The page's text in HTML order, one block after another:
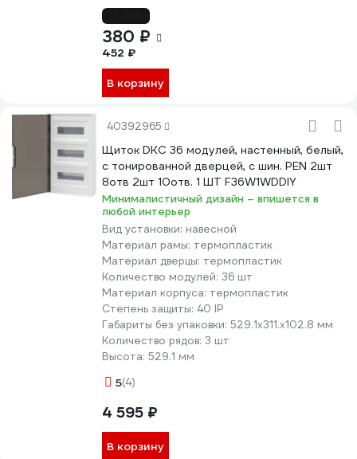
380 ₽
452 ₽
В корзину
40392965
Щиток DKC 36 модулей, настенный, белый,
с тонированной дверцей, с шин. PEN 2шт
8отв 2шт 10отв. 1 ШТ F36W1WDDIY
Минималистичный дизайн – впишется в
любой интерьер
Вид установки: навесной
Материал рамы: термопластик
Материал дверцы: термопластик
Количество модулей: 36 шт
Материал корпуса: термопластик
Степень защиты: 40 IP
Габариты без упаковки: 529.1х311.х102.8 мм
Количество рядов: 3 шт
Высота: 529.1 мм
5(4)
4 595 ₽
В корзину